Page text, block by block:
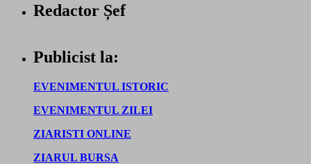
Redactor Șef
Publicist la:
EVENIMENTUL ISTORIC
EVENIMENTUL ZILEI
ZIARISTI ONLINE
ZIARUL BURSA